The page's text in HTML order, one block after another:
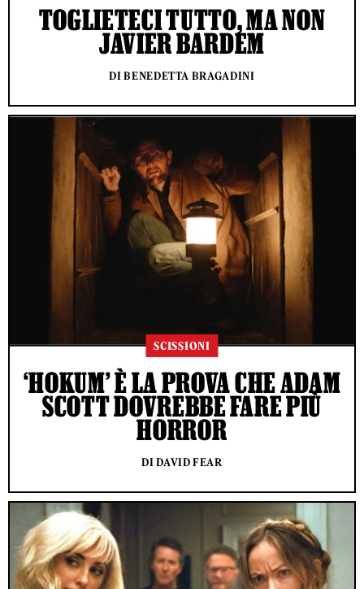
TOGLIETECI TUTTO, MA NON
JAVIER BARDEM
DI BENEDETTA BRAGADINI
SCISSIONI
‘HOKUM’ È LA PROVA CHE ADAM
SCOTT DOVREBBE FARE PIÙ
HORROR
DI DAVID FEAR